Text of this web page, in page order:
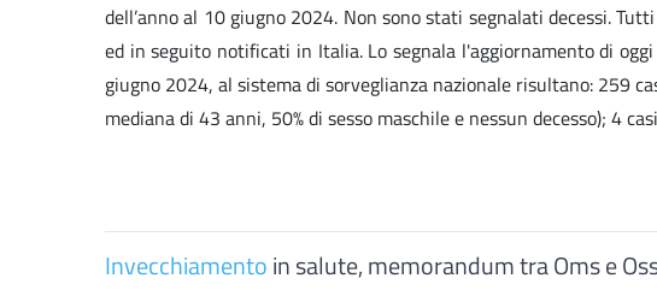
dell’anno al 10 giugno 2024. Non sono stati segnalati decessi.
ed in seguito notificati in Italia. Lo segnala l'aggiornamento di
giugno 2024, al sistema di sorveglianza nazionale risultano: 259
mediana di 43 anni, 50% di sesso maschile e nessun decesso); 4
Invecchiamentoin salute, memorandum tra Oms e